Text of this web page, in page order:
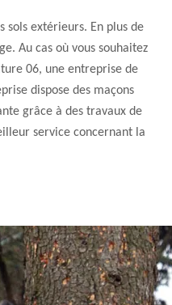
sols extérieurs. En plus de
Au cas où vous souhaitez
06, une entreprise de
dispose des maçons
grâce à des travaux de
service concernant la